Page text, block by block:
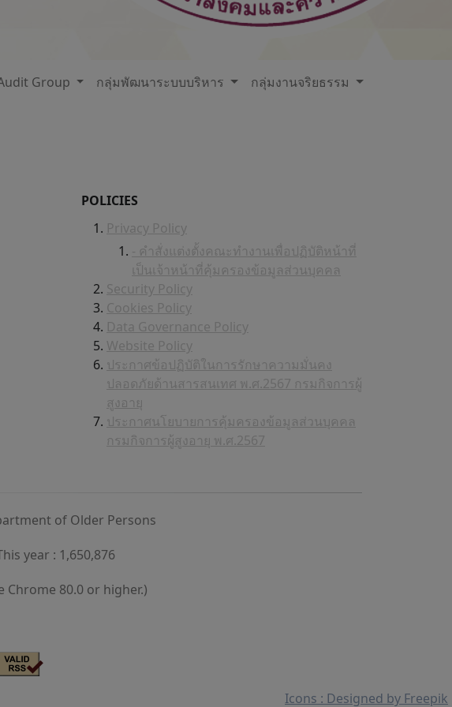
Group กลุ่มพัฒนาระบบบริหาร
กลุ่มงานจริยธรรม
POLICIES
Privacy Policy
- คำสั่งแต่งตั้งคณะทำงานเพื่อปฏิบัติหน้าที่
เป็นเจ้าหน้าที่คุ้มครองข้อมูลส่วนบุคคล
Security Policy
Cookies Policy
Data Governance Policy
Website Policy
ประกาศข้อปฏิบัติในการรักษาความมั่นคง
ปลอดภัยด้านสารสนเทศ พ.ศ.2567 กรมกิจการผู้
สูงอายุ
ประกาศนโยบายการคุ้มครองข้อมูลส่วนบุคคล
กรมกิจการผู้สูงอายุ พ.ศ.2567
of Older Persons
year : 1,650,876
80.0 or higher.)
Icons : Designed by Freepik